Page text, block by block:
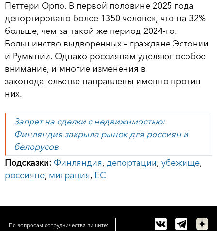
Петтери Орпо. В первой половине 2025 года
депортировано более 1350 человек, что на 32%
больше, чем за такой же период 2024-го.
Большинство выдворенных – граждане Эстонии
и Румынии. Однако россиянам уделяют особое
внимание, и многие изменения в
законодательстве направлены именно против
них.
Запрет на сделки с недвижимостью:
Финляндия закрыла рынок для россиян и
белорусов
Подсказки: Финляндия, депортации, убежище,
россияне, миграция, ЕС
По вопросам сотрудничества пишите: